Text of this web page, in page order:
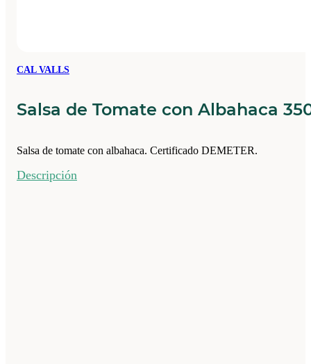
CAL VALLS
Salsa de Tomate con Albahaca
Salsa de tomate con albahaca. Certificado DEMETER.
Descripción